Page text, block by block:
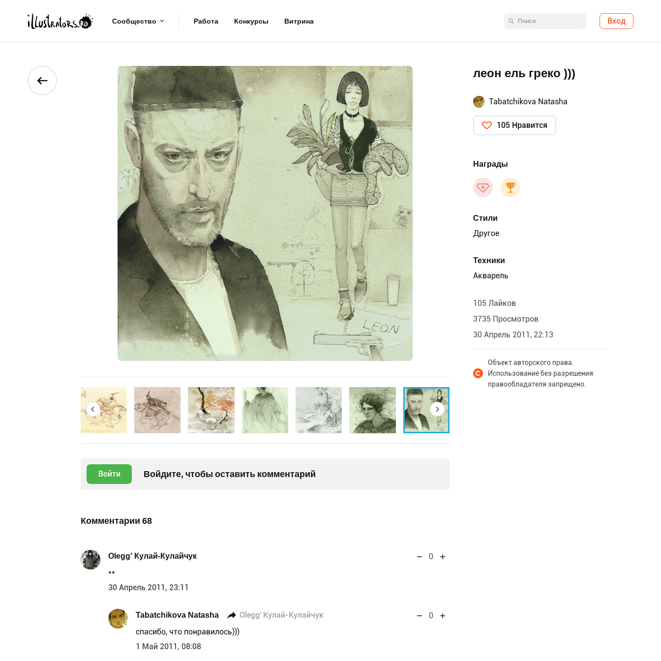
Сообщество Работа Конкурсы Витрина Вход
Войти Войдите, чтобы оставить комментарий
Комментарии 68
Olegg' Кулай-Кулайчук
0
**
30 Апрель 2011, 23:11
Tabatchikova Natasha Olegg' Кулай-Кулайчук
0
спасибо, что понравилось)))
1 Май 2011, 08:08
леон ель греко )))
Tabatchikova Natasha
105 Нравится
Награды
Стили
Другое
Техники
Акварель
105 Лайков
3735 Просмотров
30 Апрель 2011, 22:13
Объект авторского права.
Использование без разрешения
правообладателя запрещено.